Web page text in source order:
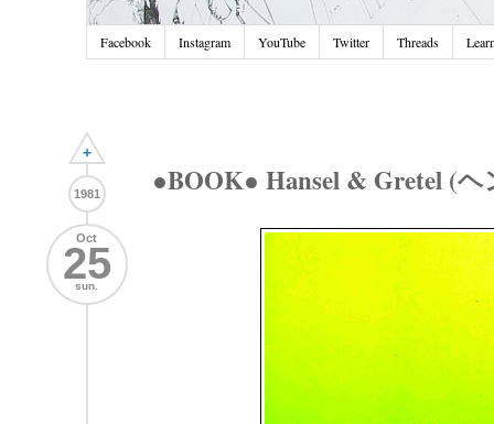
Facebook Instagram YouTube Twitter Threads
+
1981
Oct
25
sun.
●BOOK● Hansel & Gretel (